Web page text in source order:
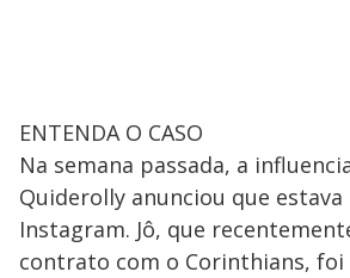
ENTENDA O CASO
Na semana passada, a
Quiderolly anunciou que estava
Instagram. Jô, que
contrato com o Corinthians, foi